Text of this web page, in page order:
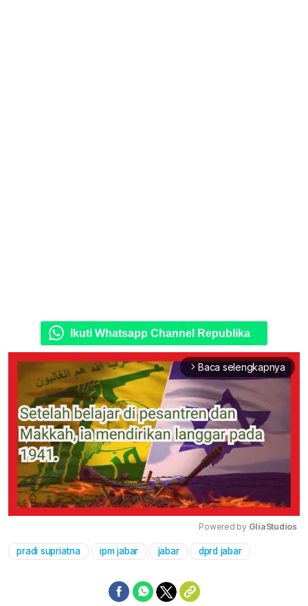
Ikuti Whatsapp Channel Republika
arrow_forward_ios Baca selengkapnya
Powered by GliaStudios
pradi supriatna ipm jabar jabar dprd jabar